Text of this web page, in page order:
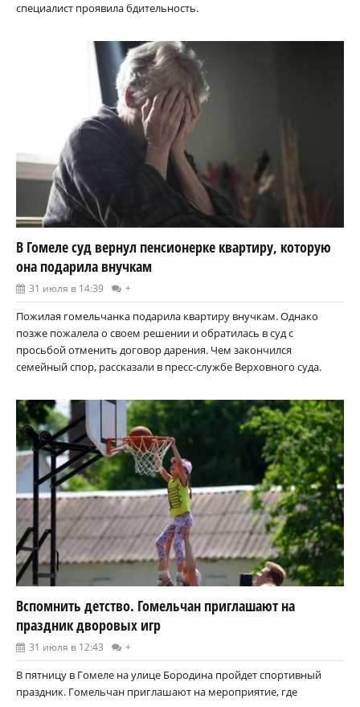
специалист проявила бдительность.
В Гомеле суд вернул пенсионерке квартиру, которую
она подарила внучкам
31 июля в 14:39 +
Пожилая гомельчанка подарила квартиру внучкам. Однако
позже пожалела о своем решении и обратилась в суд с
просьбой отменить договор дарения. Чем закончился
семейный спор, рассказали в пресс-службе Верховного суда.
Вспомнить детство. Гомельчан приглашают на
праздник дворовых игр
31 июля в 12:43 +
В пятницу в Гомеле на улице Бородина пройдет спортивный
праздник. Гомельчан приглашают на мероприятие, где